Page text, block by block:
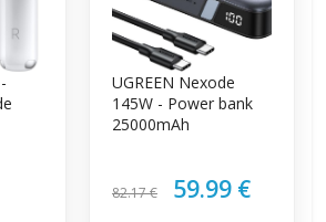
UGREEN Nexode
145W - Power bank
25000mAh
82.17 € 59.99 €